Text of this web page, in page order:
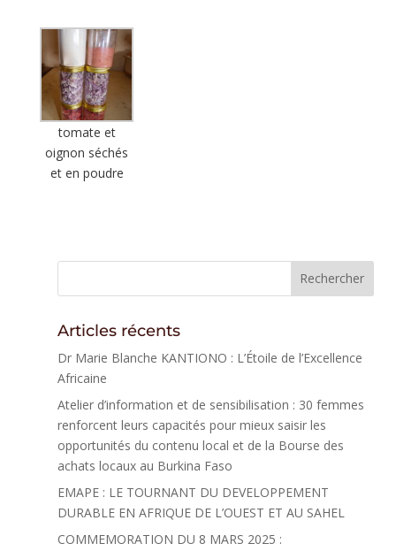
tomate et
oignon séchés
et en poudre
Articles récents
Dr Marie Blanche KANTIONO : L’Étoile de l’Excellence
Africaine
Atelier d’information et de sensibilisation : 30 femmes
renforcent leurs capacités pour mieux saisir les
opportunités du contenu local et de la Bourse des
achats locaux au Burkina Faso
EMAPE : LE TOURNANT DU DEVELOPPEMENT
DURABLE EN AFRIQUE DE L’OUEST ET AU SAHEL
COMMEMORATION DU 8 MARS 2025 :